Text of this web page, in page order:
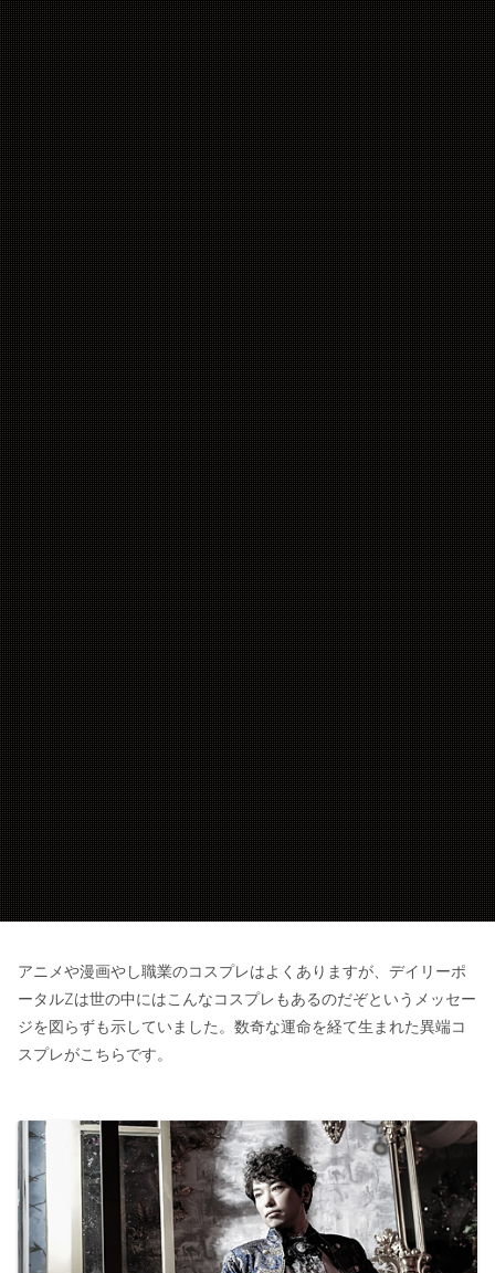
アニメや漫画やし職業のコスプレはよくありますが、デイリーポ
ータルZは世の中にはこんなコスプレもあるのだぞというメッセー
ジを図らずも示していました。数奇な運命を経て生まれた異端コ
スプレがこちらです。